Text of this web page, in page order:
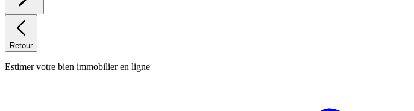
Retour
Estimer votre bien immobilier en ligne